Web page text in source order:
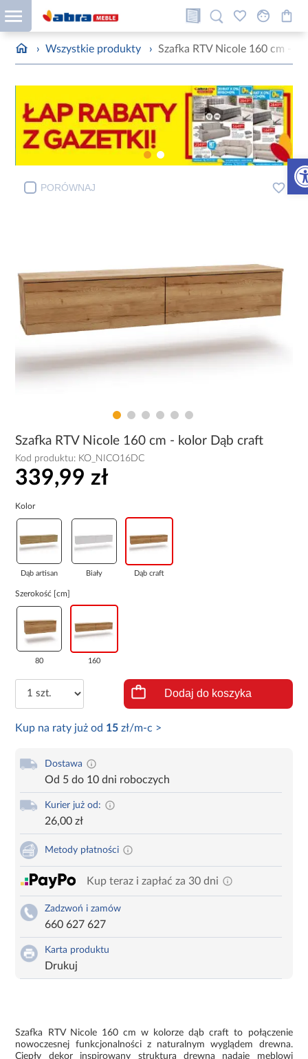
› Wszystkie produkty › Szafka RTV Nicole 160 cm -
PORÓWNAJ
Szafka RTV Nicole 160 cm - kolor Dąb craft
Kod produktu: KO_NICO16DC
339,99 zł
Kolor
Dąb artisan Biały Dąb craft
Szerokość [cm]
80 160
Dodaj do koszyka
Kup na raty już od 15 zł/m-c >
Dostawa
Od 5 do 10 dni roboczych
Kurier już od:
26,00 zł
Metody płatności
Kup teraz i zapłać za 30 dni
Zadzwoń i zamów
660 627 627
Karta produktu
Drukuj
Szafka RTV Nicole 160 cm w kolorze dąb craft to połączenie
nowoczesnej funkcjonalności z naturalnym wyglądem drewna.
Ciepły dekor inspirowany strukturą drewna nadaje meblowi